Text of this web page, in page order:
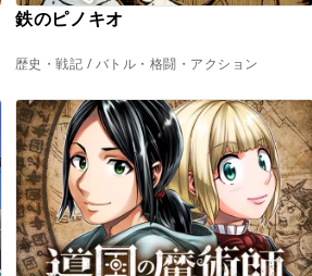
鉄のピノキオ
歴史・戦記 / バトル・格闘・アクション